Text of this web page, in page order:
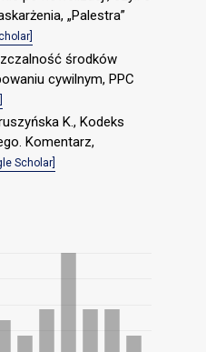
„Palestra”
środków
cywilnym, PPC
K., Kodeks
Komentarz,
Scholar]